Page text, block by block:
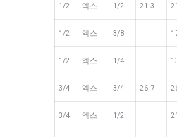
1/2 엑스 1/2 21.3
1/2 엑스 3/8
1/2 엑스 1/4
3/4 엑스 3/4 26.7
3/4 엑스 1/2